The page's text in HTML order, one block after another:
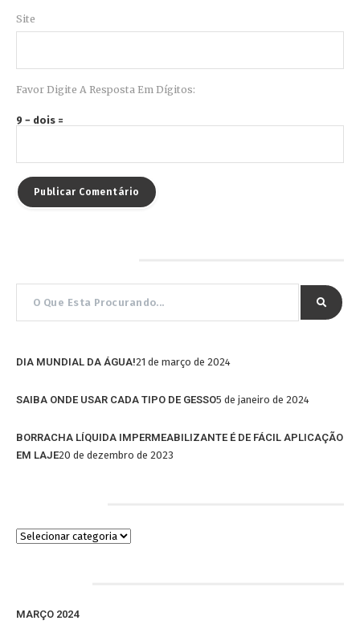
Site
Favor Digite A Resposta Em Dígitos:
9 − dois =
DIA MUNDIAL DA ÁGUA!21 de março de 2024
SAIBA ONDE USAR CADA TIPO DE GESSO5 de janeiro de 2024
BORRACHA LÍQUIDA IMPERMEABILIZANTE É DE FÁCIL APLICAÇÃO
EM LAJE20 de dezembro de 2023
MARÇO 2024